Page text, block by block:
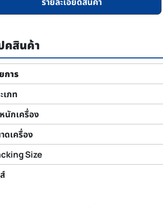
คสินค้า
การ
เภท
นักเครื่อง
ดเครื่อง
Size